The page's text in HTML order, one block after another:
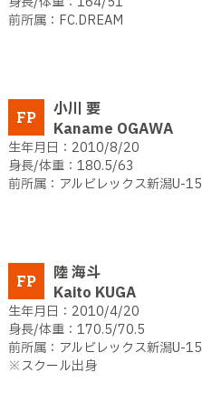
FC.DREAM
小川 要
Kaname OGAWA
FP
2010/8/20
180.5/63
アルビレックス新潟U-15
陸 海斗
Kaito KUGA
FP
2010/4/20
170.5/70.5
アルビレックス新潟U-15
※スクール出身